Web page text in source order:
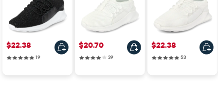
Precio: $22.38
$22.38
1919 reviews
Precio: $20.70
$20.70
3939 reviews
Precio: $22.38
$22.38
5353 reviews